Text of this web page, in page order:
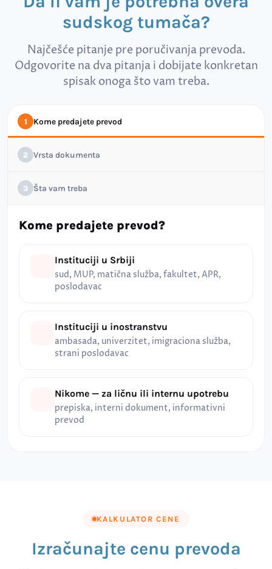
sudskog tumača?
Najčešće pitanje pre poručivanja prevoda.
Odgovorite na dva pitanja i dobijate konkretan
spisak onoga što vam treba.
1 Kome predajete prevod
2 Vrsta dokumenta
3 Šta vam treba
Kome predajete prevod?
Instituciji u Srbiji
sud, MUP, matična služba, fakultet, APR,
poslodavac
Instituciji u inostranstvu
ambasada, univerzitet, imigraciona služba,
strani poslodavac
Nikome — za ličnu ili internu upotrebu
prepiska, interni dokument, informativni
prevod
KALKULATOR CENE
Izračunajte cenu prevoda